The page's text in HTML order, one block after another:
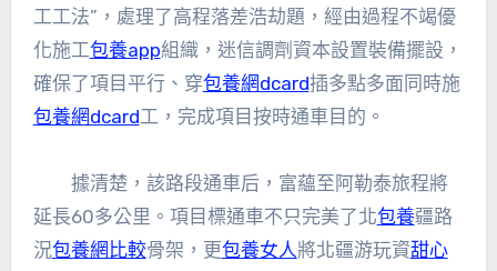
工工法”，處理了高程落差浩劫題，經由過程不竭優
化施工包養app組織，迷信調劑資本設置裝備擺設，
確保了項目平行、穿包養網dcard插多點多面同時施
包養網dcard工，完成項目按時通車目的。
據清楚，該路段通車后，富蘊至阿勒泰旅程將
延長60多公里。項目標通車不只完美了北包養疆路
況包養網比較骨架，更包養女人將北疆游玩資甜心